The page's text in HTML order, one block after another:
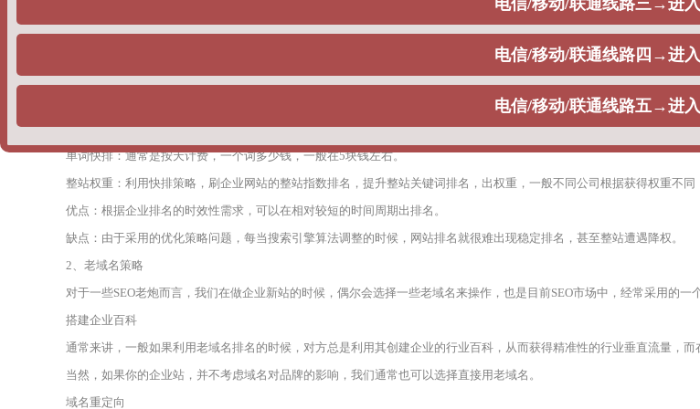
根据以往企业网站排名优化的经验，PageAdmin专业建站团队，将通过如下内容阐述：
1、快速排名
对于一些刚入SEO行业的企业主而言，对方实际上是不清楚快速排名策略与SEO之间的关系是什么，通常而言，从目前
下两种情况，主要包括：
单词快排：通常是按天计费，一个词多少钱，一般在5块钱左右。
整站权重：利用快排策略，刷企业网站的整站指数排名，提升整站关键词排名，出权重，一般不同公司根据获得权重不同
优点：根据企业排名的时效性需求，可以在相对较短的时间周期出排名。
缺点：由于采用的优化策略问题，每当搜索引擎算法调整的时候，网站排名就很难出现稳定排名，甚至整站遭遇降权。
2、老域名策略
对于一些SEO老炮而言，我们在做企业新站的时候，偶尔会选择一些老域名来操作，也是目前SEO市场中，经常采用的
搭建企业百科
通常来讲，一般如果利用老域名排名的时候，对方总是利用其创建企业的行业百科，从而获得精准性的行业垂直流量，
当然，如果你的企业站，并不考虑域名对品牌的影响，我们通常也可以选择直接用老域名。
域名重定向